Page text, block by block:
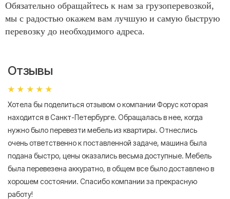
Обязательно обращайтесь к нам за грузоперевозкой,
мы с радостью окажем вам лучшую и самую быструю
перевозку до необходимого адреса.
Отзывы
Хотела бы поделиться отзывом о компании Форус которая
находится в Санкт-Петербурге. Обращалась в нее, когда
нужно было перевезти мебель из квартиры. Отнеслись
очень ответственно к поставленной задаче, машина была
подана быстро, цены оказались весьма доступные. Мебель
была перевезена аккуратно, в общем все было доставлено в
хорошем состоянии. Спасибо компании за прекрасную
работу!